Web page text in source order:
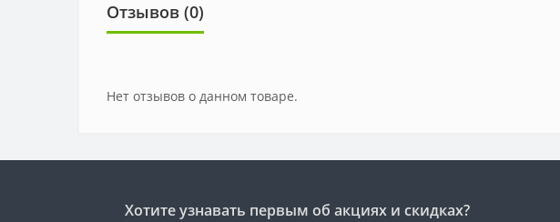
Отзывов (0)
Нет отзывов о данном товаре.
Хотите узнавать первым об акциях и скидках?